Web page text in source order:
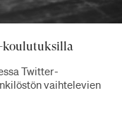
koulutuksilla
Twitter-
vaihtelevien